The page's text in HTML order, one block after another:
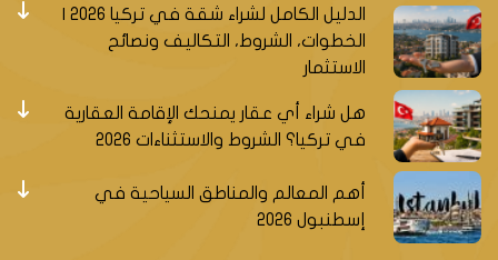
الخطوات، الشروط، التكاليف ونصائح
الاستثمار
هل شراء أي عقار يمنحك الإقامة العقارية
في تركيا؟ الشروط والاستثناءات 2026
أهم المعالم والمناطق السياحية في
إسطنبول 2026